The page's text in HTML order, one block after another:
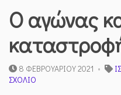
Ο αγώνας
8 ΦΕΒΡΟΥΑΡΊΟΥ 2021
ΣΧΌΛΙΟ